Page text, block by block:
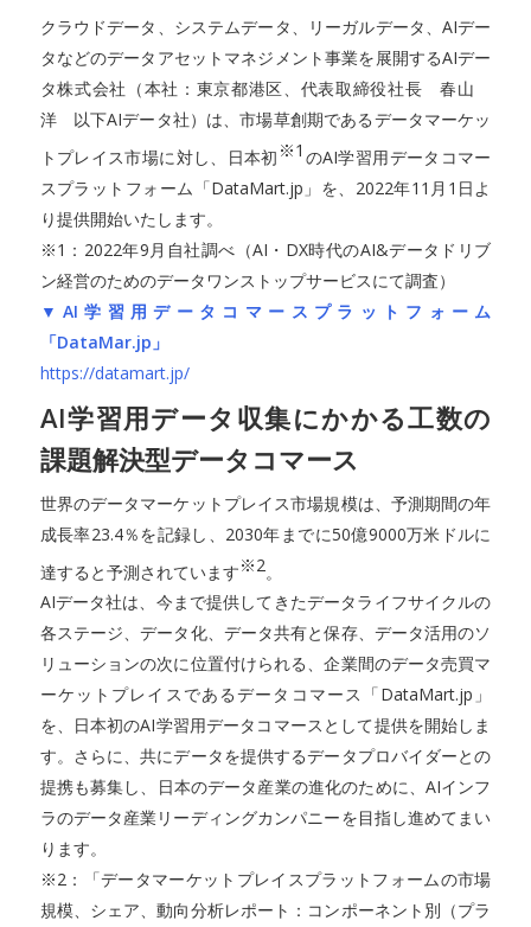
クラウドデータ、システムデータ、リーガルデータ、AIデー
タなどのデータアセットマネジメント事業を展開するAIデー
タ株式会社（本社：東京都港区、代表取締役社長 春山
洋 以下AIデータ社）は、市場草創期であるデータマーケッ
トプレイス市場に対し、日本初 ※1 のAI学習用データコマー
スプラットフォーム「DataMart.jp」を、2022年11月1日よ
り提供開始いたします。
※1：2022年9月自社調べ（AI・DX時代のAI&データドリブ
ン経営のためのデータワンストップサービスにて調査）
▼AI学習用データコマースプラットフォーム
「DataMar.jp」
https://datamart.jp/
AI学習用データ収集にかかる工数の
課題解決型データコマース
世界のデータマーケットプレイス市場規模は、予測期間の年
成長率23.4％を記録し、2030年までに50億9000万米ドルに
達すると予測されています※2。
AIデータ社は、今まで提供してきたデータライフサイクルの
各ステージ、データ化、データ共有と保存、データ活用のソ
リューションの次に位置付けられる、企業間のデータ売買マ
ーケットプレイスであるデータコマース「DataMart.jp」
を、日本初のAI学習用データコマースとして提供を開始しま
す。さらに、共にデータを提供するデータプロバイダーとの
提携も募集し、日本のデータ産業の進化のために、AIインフ
ラのデータ産業リーディングカンパニーを目指し進めてまい
ります。
※2：「データマーケットプレイスプラットフォームの市場
規模、シェア、動向分析レポート：コンポーネント別（プラ